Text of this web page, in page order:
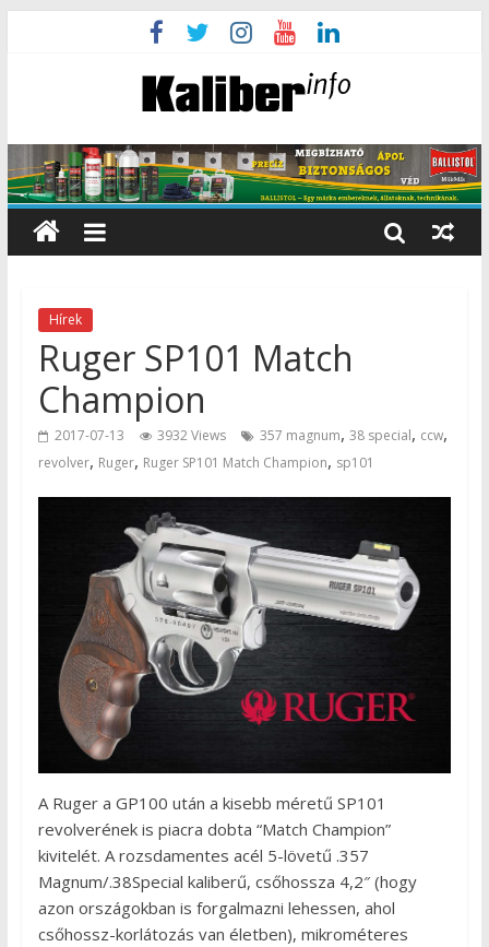
Hírek
Ruger SP101 Match
Champion
2017-07-13 3932 Views 357 magnum, 38 special, ccw,
revolver, Ruger, Ruger SP101 Match Champion, sp101
A Ruger a GP100 után a kisebb méretű SP101
revolverének is piacra dobta “Match Champion”
kivitelét. A rozsdamentes acél 5-lövetű .357
Magnum/.38Special kaliberű, csőhossza 4,2″ (hogy
azon országokban is forgalmazni lehessen, ahol
csőhossz-korlátozás van életben), mikrométeres